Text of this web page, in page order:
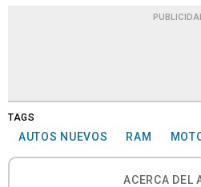
TAGS
AUTOS NUEVOS RAM
ACERCA DEL